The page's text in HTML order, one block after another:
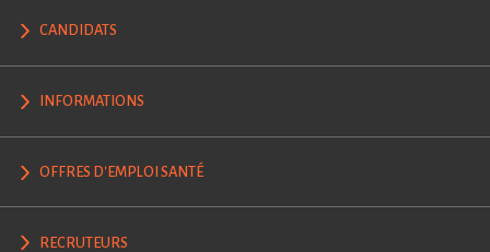
CANDIDATS
INFORMATIONS
OFFRES D'EMPLOI SANTÉ
RECRUTEURS